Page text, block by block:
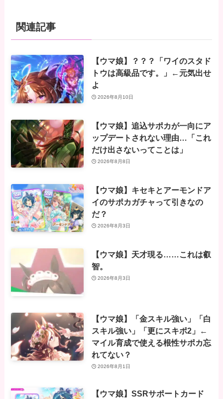
関連記事
【ウマ娘】？？？「ワイのスタド
トウは高級品です。」←元気出せ
よ
2026年8月10日
【ウマ娘】追込サポカが一向にア
ップデートされない理由…「これ
だけ出さないってことは」
2026年8月8日
【ウマ娘】キセキとアーモンドア
イのサポカガチャって引きなの
だ？
2026年8月3日
【ウマ娘】天才現る……これは叡
智。
2026年8月3日
【ウマ娘】「金スキル強い」「白
スキル強い」「更にスキポ2」←
マイル育成で使える根性サポカ忘
れてない？
2026年8月1日
【ウマ娘】SSRサポートカード